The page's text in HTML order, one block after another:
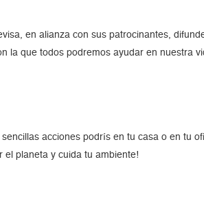
en alianza con sus patrocinantes,
la que todos podremos ayudar en nuestra
acciones podrís en tu casa o en tu
el planeta y cuida tu ambiente!